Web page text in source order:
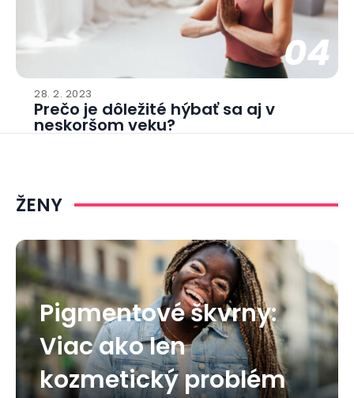
04
28. 2. 2023
Prečo je dôležité hýbať sa aj v
neskoršom veku?
ŽENY
Pigmentové škvrny:
Viac ako len
kozmetický problém